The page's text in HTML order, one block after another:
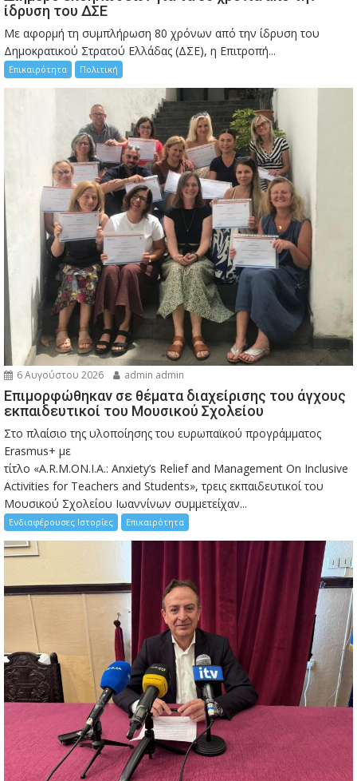
ίδρυση του ΔΣΕ
Με αφορμή τη συμπλήρωση 80 χρόνων από την ίδρυση του
Δημοκρατικού Στρατού Ελλάδας (ΔΣΕ), η Επιτροπή...
Επικαιρότητα Πολιτική
6 Αυγούστου 2026 admin admin
Eπιμορφώθηκαν σε θέματα διαχείρισης του άγχους
εκπαιδευτικοί του Μουσικού Σχολείου
Στο πλαίσιο της υλοποίησης του ευρωπαϊκού προγράμματος
Erasmus+ με
τίτλο «A.R.M.ON.I.A.: Anxiety’s Relief and Management On Inclusive
Activities for Teachers and Students», τρεις εκπαιδευτικοί του
Μουσικού Σχολείου Ιωαννίνων συμμετείχαν...
Ενδιαφέρουσες Ιστορίες Επικαιρότητα